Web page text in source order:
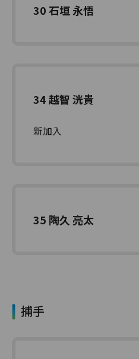
30 石垣 永悟
34 越智 洸貴
新加入
35 陶久 亮太
捕手